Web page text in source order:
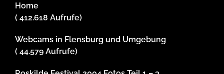
Home
( 412.618 Aufrufe)
Webcams in Flensburg und Umgebung
( 44.579 Aufrufe)